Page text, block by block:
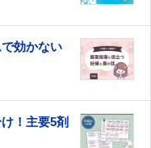
効かない
！主要5剤